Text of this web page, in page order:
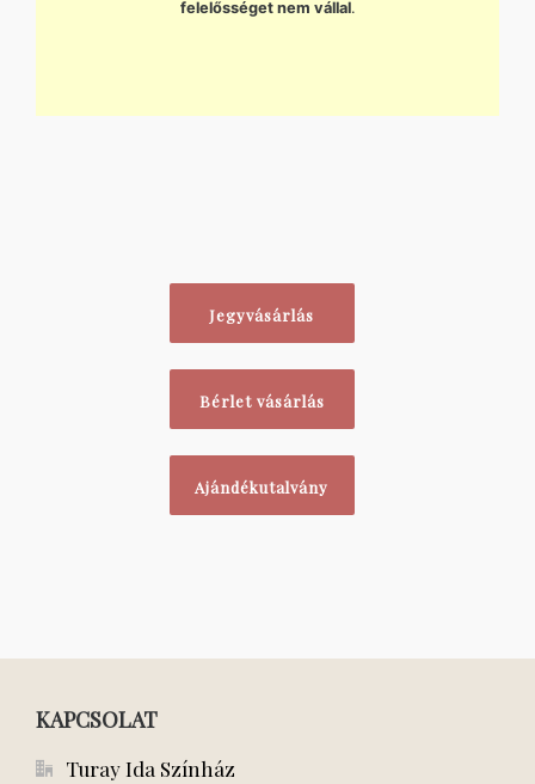
Jegyvásárlás
Bérlet vásárlás
Ajándékutalvány
KAPCSOLAT
Turay Ida Színház